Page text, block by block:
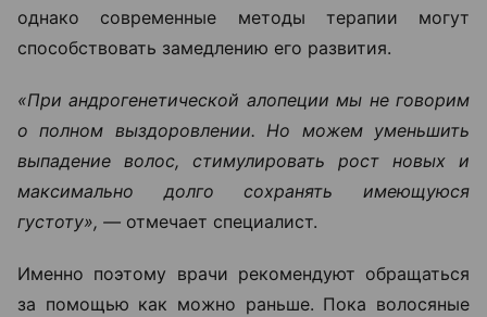
однако современные методы терапии могут
способствовать замедлению его развития.
«При андрогенетической алопеции мы не говорим
о полном выздоровлении. Но можем уменьшить
выпадение волос, стимулировать рост новых и
максимально долго сохранять имеющуюся
густоту», — отмечает специалист.
Именно поэтому врачи рекомендуют обращаться
за помощью как можно раньше. Пока волосяные